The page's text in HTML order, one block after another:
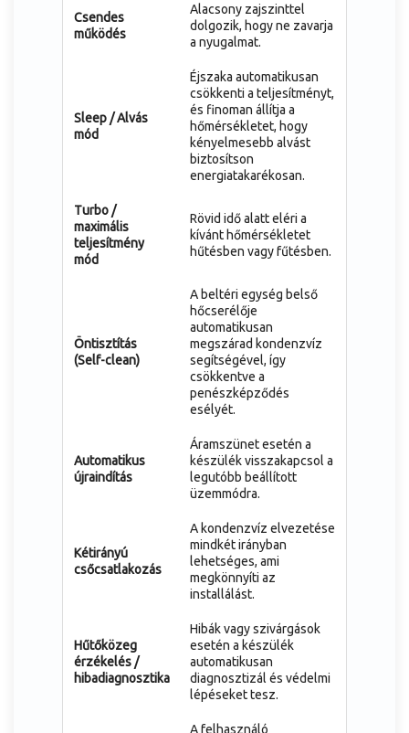
Csendes
működés
Alacsony zajszinttel
dolgozik, hogy ne zavarja
a nyugalmat.
Sleep / Alvás
mód
Éjszaka automatikusan
csökkenti a teljesítményt,
és finoman állítja a
hőmérsékletet, hogy
kényelmesebb alvást
biztosítson
energiatakarékosan.
Turbo /
maximális
teljesítmény
mód
Rövid idő alatt eléri a
kívánt hőmérsékletet
hűtésben vagy fűtésben.
Öntisztítás
(Self-clean)
A beltéri egység belső
hőcserélője
automatikusan
megszárad kondenzvíz
segítségével, így
csökkentve a
penészképződés
esélyét.
Automatikus
újraindítás
Áramszünet esetén a
készülék visszakapcsol a
legutóbb beállított
üzemmódra.
Kétirányú
csőcsatlakozás
A kondenzvíz elvezetése
mindkét irányban
lehetséges, ami
megkönnyíti az
installálást.
Hűtőközeg
érzékelés /
hibadiagnosztika
Hibák vagy szivárgások
esetén a készülék
automatikusan
diagnosztizál és védelmi
lépéseket tesz.
A felhasználó